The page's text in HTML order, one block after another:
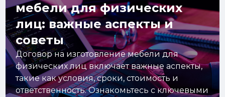
мебели для физических
лиц: важные аспекты и
советы
Договор на изготовление мебели для
физических лиц включает важные аспекты,
такие как условия, сроки, стоимость и
ответственность. Ознакомьтесь с ключевыми